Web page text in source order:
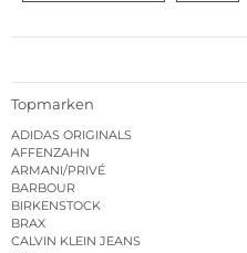
Topmarken
ADIDAS ORIGINALS
AFFENZAHN
ARMANI/PRIVÉ
BARBOUR
BIRKENSTOCK
BRAX
CALVIN KLEIN JEANS